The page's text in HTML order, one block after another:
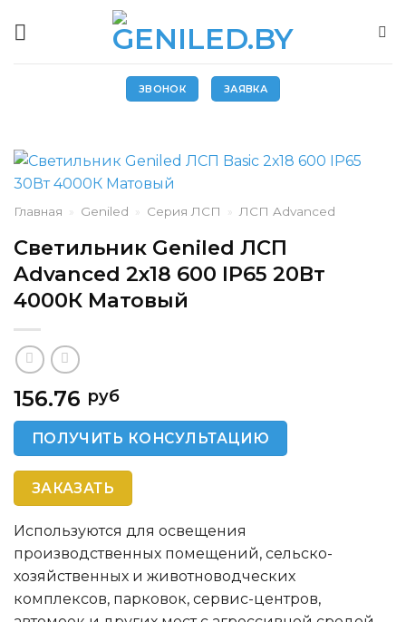
ЗВОНОК ЗАЯВКА
Главная » Geniled » Серия ЛСП » ЛСП Advanced
Светильник Geniled ЛСП
Advanced 2х18 600 IP65 20Вт
4000К Матовый
156.76 руб
ПОЛУЧИТЬ КОНСУЛЬТАЦИЮ
ЗАКАЗАТЬ
Используются для освещения
производственных помещений, сельско-
хозяйственных и животноводческих
комплексов, парковок, сервис-центров,